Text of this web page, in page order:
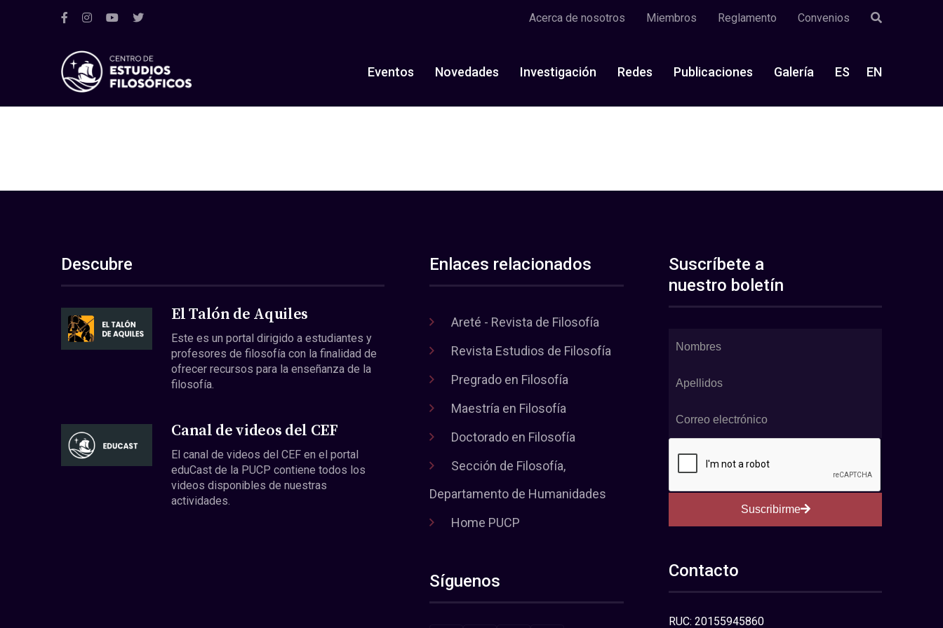
Acerca de nosotros Miembros Reglamento Convenios
Eventos Novedades Investigación Redes Publicaciones Galería ES EN
Descubre
El Talón de Aquiles
Este es un portal dirigido a estudiantes y
profesores de filosofía con la finalidad de
ofrecer recursos para la enseñanza de la
filosofía.
Canal de videos del CEF
El canal de videos del CEF en el portal
eduCast de la PUCP contiene todos los
videos disponibles de nuestras
actividades.
Enlaces relacionados
Areté - Revista de Filosofía
Revista Estudios de Filosofía
Pregrado en Filosofía
Maestría en Filosofía
Doctorado en Filosofía
Sección de Filosofía,
Departamento de Humanidades
Home PUCP
Síguenos
Suscríbete a
nuestro boletín
Suscribirme
Contacto
RUC: 20155945860